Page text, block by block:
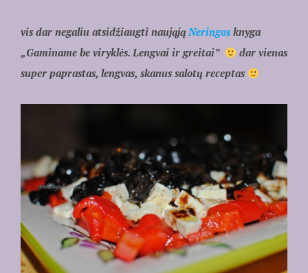
vis dar negaliu atsidžiaugti naująjąNeringosknyga
„Gaminame be viryklės. Lengvai ir greitai”
dar vienas
super paprastas, lengvas, skanus salotų receptas